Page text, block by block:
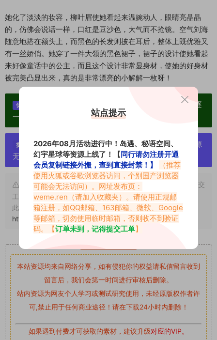
她化了淡淡的妆容，柳叶眉使她看起来温婉动人，眼睛亮晶晶
的，仿佛会说话一样，口红是豆沙色，大气而不抢镜。空气刘海
随意地搭在额头上，而黑色的长发则披在耳后，整体上既优雅又
有一丝娇俏。她穿了一件大领的黑色裙子，裙子的设计使她看起
来好像童话中的公主，而且这个设计非常显身材，使她的好身材
被完美凸显出来，真的是非常漂亮的小解解一枚呀！
优势：
单个博主作品统一整合分享、素材高度去重复、逐
一归档方便收藏！
提示：
严禁搬运资源链接，一经发现封号处理，素材资源
无露点、需求请绕道，关闭本站网页！
申明：本文资源均来源网友分享，若侵犯了您的权限可以提交
工单处理。
此外本文章皆属于原创文章，转载请注明出处！原文链接：
https://abcjyw.com/1457.html
本站资源均来自网络分享，如有侵犯你的权益请私信留言收到
留言后，我们会第一时间进行审核后删除。
站内资源为网友个人学习或测试研究使用，未经原版权作者许
可,禁止用于任何商业途径！请在下载24小时内删除！
如果遇到付费才可获取的素材，建议升级对应的VIP。
站点提示
2026年08月活动进行中！岛遇、秘语空间、
幻宇星球等资源上线了！【同行请勿注册开通
会员复制链接外搬，查到直接封禁！】
（推荐
使用火狐或谷歌浏览器访问，个别国产浏览器
可能会无法访问）。网址发布页：
weme.ren （请加入收藏夹）。请使用正规邮
箱注册，如QQ邮箱、163邮箱、微软、Google
等邮箱，切勿使用临时邮箱，否则收不到验证
码。【订单未到，记得提交工单】